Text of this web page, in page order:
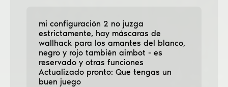
mi configuración 2 no juzga
estrictamente, hay máscaras de
wallhack para los amantes del blanco,
negro y rojo también aimbot - es
reservado y otras funciones
Actualizado pronto: Que tengas un
buen juego